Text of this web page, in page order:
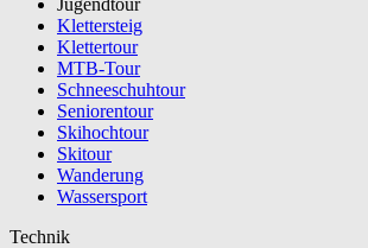
Klettersteig
Klettertour
MTB-Tour
Schneeschuhtour
Seniorentour
Skihochtour
Skitour
Wanderung
Wassersport
Technik